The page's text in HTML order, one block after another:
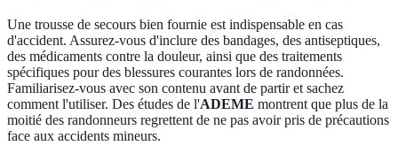
Une trousse de secours bien fournie est indispensable en cas
d'accident. Assurez-vous d'inclure des bandages, des antiseptiques,
des médicaments contre la douleur, ainsi que des traitements
spécifiques pour des blessures courantes lors de randonnées.
Familiarisez-vous avec son contenu avant de partir et sachez
comment l'utiliser. Des études de l'ADEME montrent que plus de la
moitié des randonneurs regrettent de ne pas avoir pris de précautions
face aux accidents mineurs.